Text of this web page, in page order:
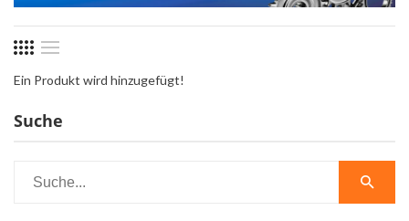
Suche
Ein Produkt wird hinzugefügt!